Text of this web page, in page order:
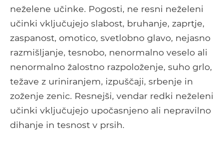
neželene učinke. Pogosti, ne resni neželeni
učinki vključujejo slabost, bruhanje, zaprtje,
zaspanost, omotico, svetlobno glavo, nejasno
razmišljanje, tesnobo, nenormalno veselo ali
nenormalno žalostno razpoloženje, suho grlo,
težave z uriniranjem, izpuščaji, srbenje in
zoženje zenic. Resnejši, vendar redki neželeni
učinki vključujejo upočasnjeno ali nepravilno
dihanje in tesnost v prsih.